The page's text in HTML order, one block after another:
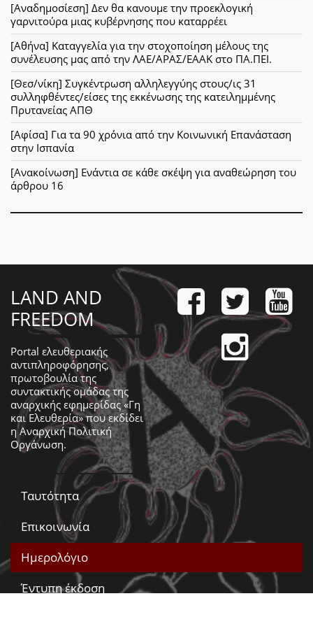
[Αναδημοσίεση] Δεν θα κανουμε την προεκλογική
γαρνιτούρα μιας κυβέρνησης που καταρρέει
[Αθήνα] Καταγγελία για την στοχοποίηση μέλους της
συνέλευσης μας από την ΛΑΕ/ΑΡΑΣ/ΕΑΑΚ στο ΠΑ.ΠΕΙ.
[Θεσ/νίκη] Συγκέντρωση αλληλεγγύης στους/ις 31
συλληφθέντες/είσες της εκκένωσης της κατειλημμένης
Πρυτανείας ΑΠΘ
[Αφίσα] Για τα 90 χρόνια από την Κοινωνική Επανάσταση
στην Ισπανία
[Ανακοίνωση] Ενάντια σε κάθε σκέψη για αναθεώρηση του
άρθρου 16
LAND AND
FREEDOM
Portal ελευθεριακής
αντιπληροφόρησης,
πρωτοβουλία της
συντακτικής ομάδας της
αναρχικής εφημερίδας «Γη
και Ελευθερία» που εκδίδει
ηΑναρχική Πολιτική
Οργάνωση.
Ταυτότητα
Επικοινωνία
Ημερολόγιο
Έντυπη έκδοση